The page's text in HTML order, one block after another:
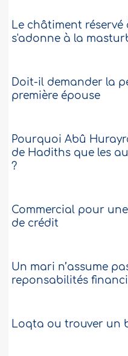
Le châtiment réservé
s'adonne à la
Doit-il demander la
première épouse
Pourquoi Abû
de Hadiths que les
?
Commercial pour
de crédit
Un mari n’assume
reponsabilités
Loqta ou trouver un